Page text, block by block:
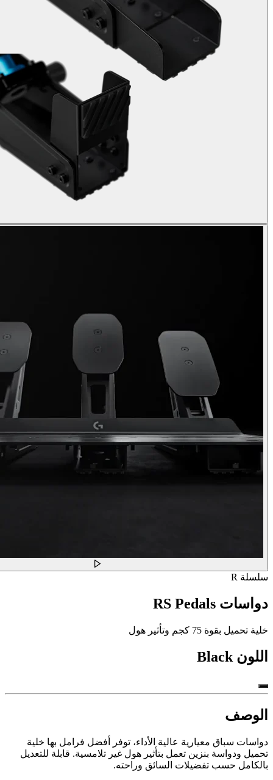
سلسلة R
دواسات RS Pedals
خلية تحميل بقوة 75 كجم وتأثير هول
اللون Black
الوصف
دواسات سباق معيارية عالية الأداء، توفر أفضل فرامل بها خلية
تحميل ودواسة بنزين تعمل بتأثير هول غير تلامسية. قابلة للتعديل
بالكامل حسب تفضيلات السائق وراحته.